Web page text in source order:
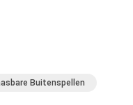
Buitenspellen